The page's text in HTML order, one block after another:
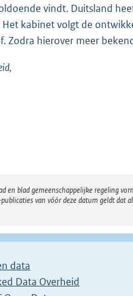
vindt. Duitsland
Het kabinet volgt de
Zodra hierover meer
en blad gemeenschappelijke regeling
van vóór deze datum geldt dat
data
Data Overheid